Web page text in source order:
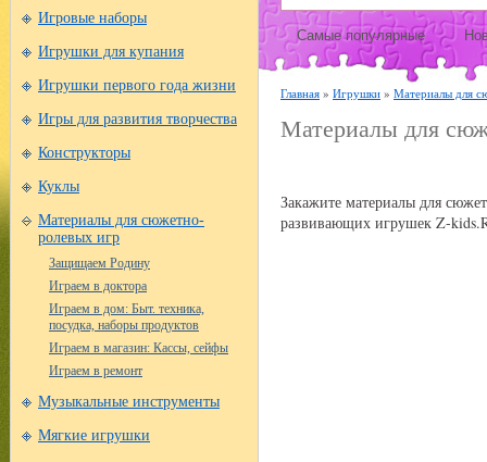
Игровые наборы
Игрушки для купания
Игрушки первого года жизни
Игры для развития творчества
Конструкторы
Куклы
Материалы для сюжетно-
ролевых игр
Защищаем Родину
Играем в доктора
Играем в дом: Быт. техника,
посудка, наборы продуктов
Играем в магазин: Кассы, сейфы
Играем в ремонт
Музыкальные инструменты
Мягкие игрушки
Самые популярные
Главная » Игрушки » Материалы для
Материалы для
Закажите материалы для
развивающих игрушек Z-